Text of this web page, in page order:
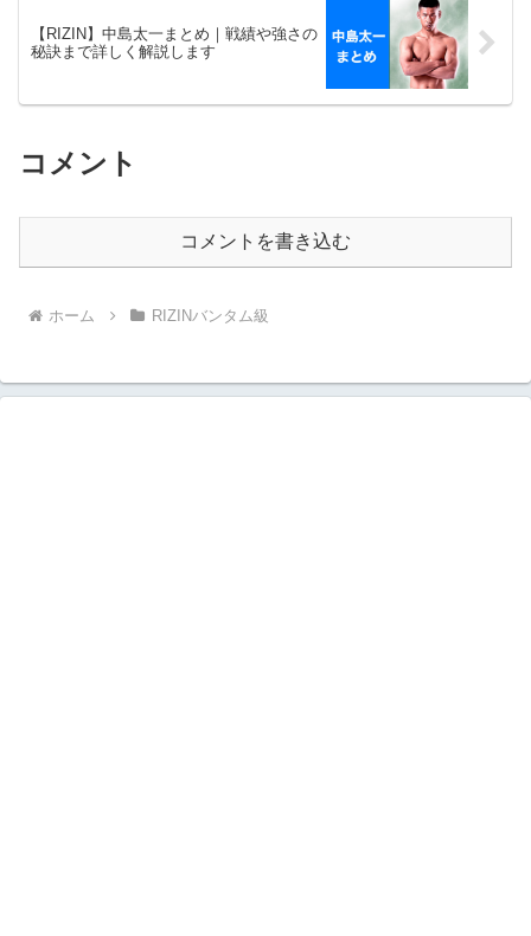
【RIZIN】中島太一まとめ｜戦績や強さの
秘訣まで詳しく解説します
コメント
コメントを書き込む
ホーム RIZINバンタム級